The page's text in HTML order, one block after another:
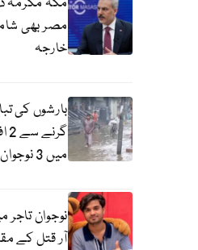
مصر بھی
خارجہ
بارشوں کی
میں 3 نوجوان ڈوب گئے
نوجوان تاجر
آر قتل کے